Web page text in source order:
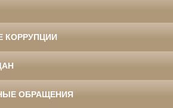
КОРРУПЦИИ
ОБРАЩЕНИЯ